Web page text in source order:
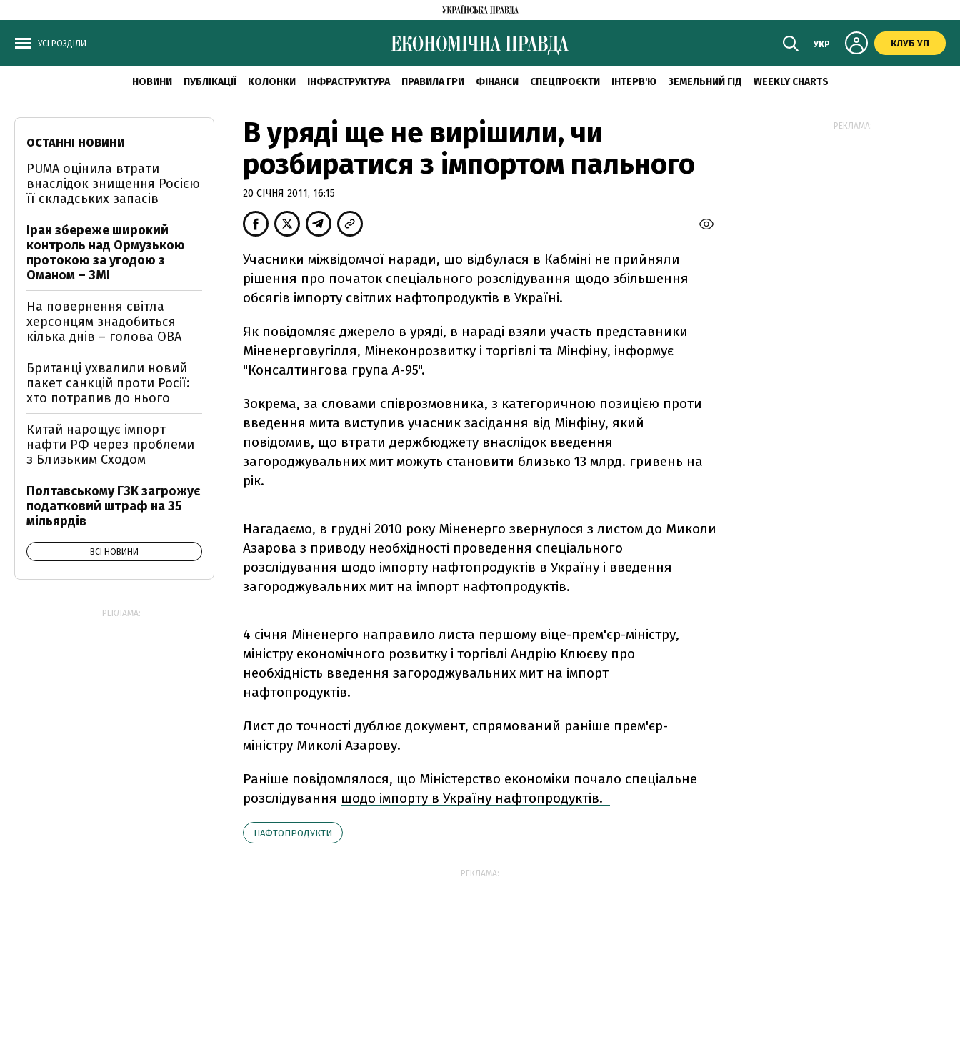
УСІ РОЗДІЛИ УКР КЛУБ УП
НОВИНИ ПУБЛІКАЦІЇ КОЛОНКИ ІНФРАСТРУКТУРА ПРАВИЛА ГРИ ФІНАНСИ СПЕЦПРОЄКТИ ІНТЕРВ'Ю ЗЕМЕЛЬНИЙ ГІД WEEKLY CHARTS
В уряді ще не вирішили, чи
розбиратися з імпортом пального
20 СІЧНЯ 2011, 16:15
Учасники міжвідомчої наради, що відбулася в Кабміні не прийняли
рішення про початок спеціального розслідування щодо збільшення
обсягів імпорту світлих нафтопродуктів в Україні.
Як повідомляє джерело в уряді, в нараді взяли участь представники
Міненерговугілля, Мінеконрозвитку і торгівлі та Мінфіну, інформує
"Консалтингова групаА-95".
Зокрема, за словами співрозмовника, з категоричною позицією проти
введення мита виступив учасник засідання від Мінфіну, який
повідомив, що втрати держбюджету внаслідок введення
загороджувальних мит можуть становити близько 13 млрд. гривень на
рік.
Нагадаємо, в грудні 2010 року Міненерго звернулося з листом до Миколи
Азарова з приводу необхідності проведення спеціального
розслідування щодо імпорту нафтопродуктів в Україну і введення
загороджувальних мит на імпорт нафтопродуктів.
4 січня Міненерго направило листа першому віце-прем'єр-міністру,
міністру економічного розвитку і торгівлі Андрію Клюєву про
необхідність введення загороджувальних мит на імпорт
нафтопродуктів.
Лист до точності дублює документ, спрямований раніше прем'єр-
міністру Миколі Азарову.
Раніше повідомлялося, що Міністерство економіки почало спеціальне
розслідування щодо імпорту в Україну нафтопродуктів.
НАФТОПРОДУКТИ
РЕКЛАМА:
ОСТАННІ НОВИНИ
PUMA оцінила втрати
внаслідок знищення Росією
її складських запасів
Іран збереже широкий
контроль над Ормузькою
протокою за угодою з
Оманом – ЗМІ
На повернення світла
херсонцям знадобиться
кілька днів – голова ОВА
Британці ухвалили новий
пакет санкцій проти Росії:
хто потрапив до нього
Китай нарощує імпорт
нафти РФ через проблеми
з Близьким Сходом
Полтавському ГЗК загрожує
податковий штраф на 35
мільярдів
ВСІ НОВИНИ
РЕКЛАМА:
РЕКЛАМА: